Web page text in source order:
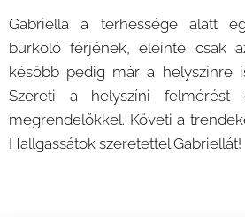
Gabriella a terhessége alatt
burkoló férjének, eleinte csak
később pedig már a helyszínre
Szereti a helyszíni
megrendelőkkel. Követi a
Hallgassátok szeretettel Gabriellát!